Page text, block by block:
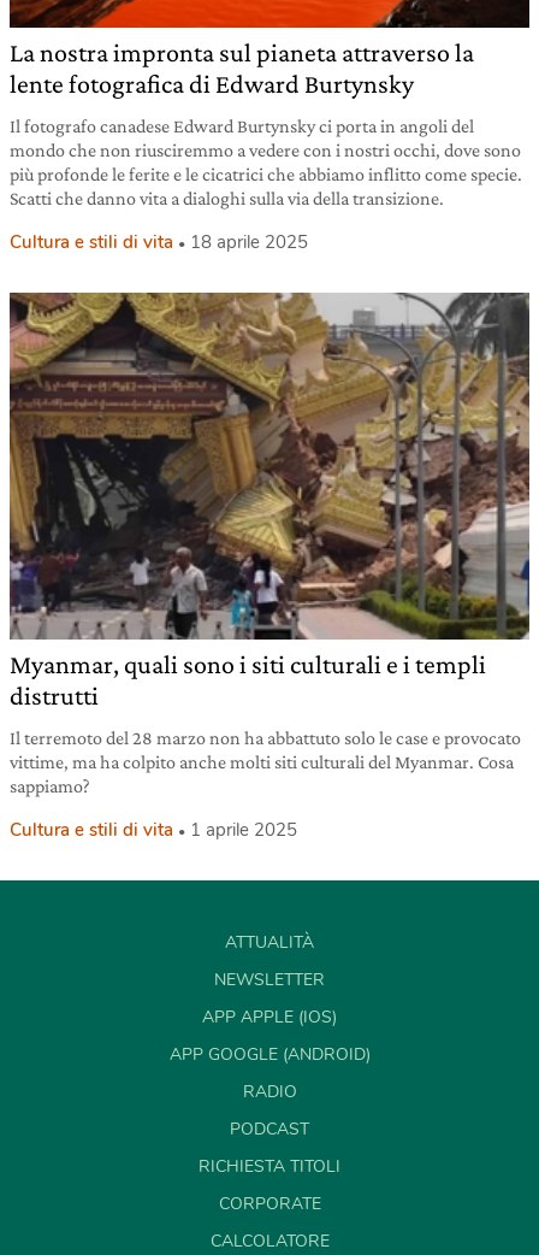
La nostra impronta sul pianeta attraverso la
lente fotografica di Edward Burtynsky
Il fotografo canadese Edward Burtynsky ci porta in angoli del
mondo che non riusciremmo a vedere con i nostri occhi, dove sono
più profonde le ferite e le cicatrici che abbiamo inflitto come specie.
Scatti che danno vita a dialoghi sulla via della transizione.
Cultura e stili di vita 18 aprile 2025
Myanmar, quali sono i siti culturali e i templi
distrutti
Il terremoto del 28 marzo non ha abbattuto solo le case e provocato
vittime, ma ha colpito anche molti siti culturali del Myanmar. Cosa
sappiamo?
Cultura e stili di vita 1 aprile 2025
ATTUALITÀ
NEWSLETTER
APP APPLE (IOS)
APP GOOGLE (ANDROID)
RADIO
PODCAST
RICHIESTA TITOLI
CORPORATE
CALCOLATORE